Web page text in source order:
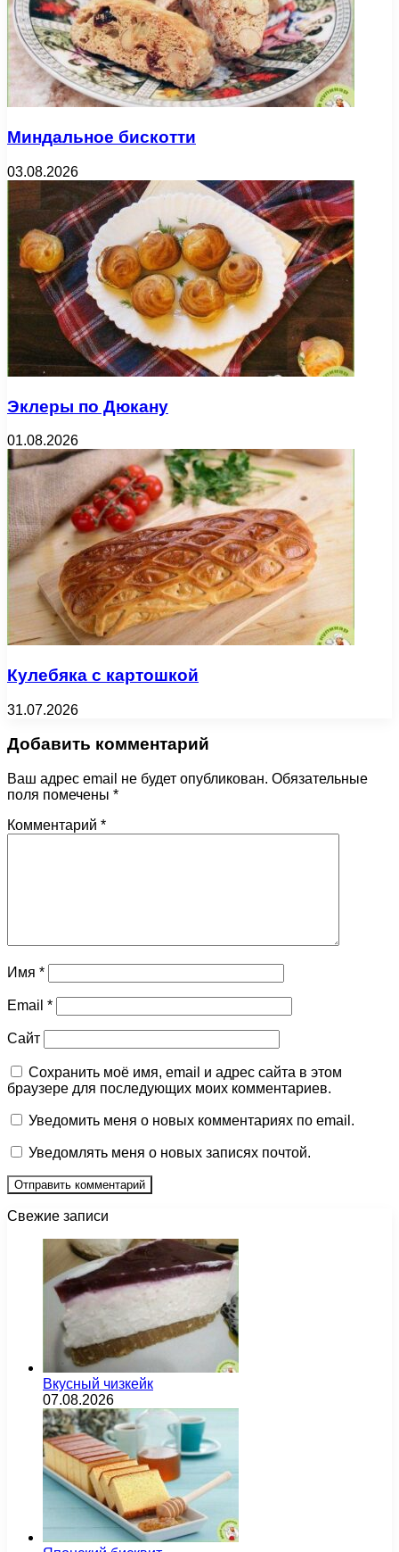
Миндальное бискотти
03.08.2026
Эклеры по Дюкану
01.08.2026
Кулебяка с картошкой
31.07.2026
Добавить комментарий
Ваш адрес email не будет опубликован. Обязательные
поля помечены *
Комментарий *
Имя *
Email *
Сайт
Сохранить моё имя, email и адрес сайта в этом
браузере для последующих моих комментариев.
Уведомить меня о новых комментариях по email.
Уведомлять меня о новых записях почтой.
Свежие записи
Вкусный чизкейк
07.08.2026